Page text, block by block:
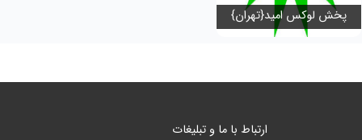
پخش لوکس امید{تهران}
ارتباط با ما و تبلیغات